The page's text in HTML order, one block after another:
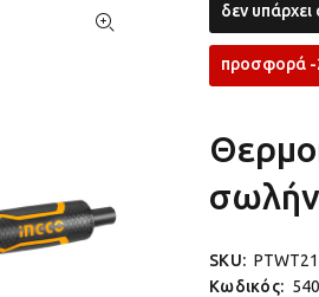
δεν
προσφορά -
SKU:
Κωδικός: